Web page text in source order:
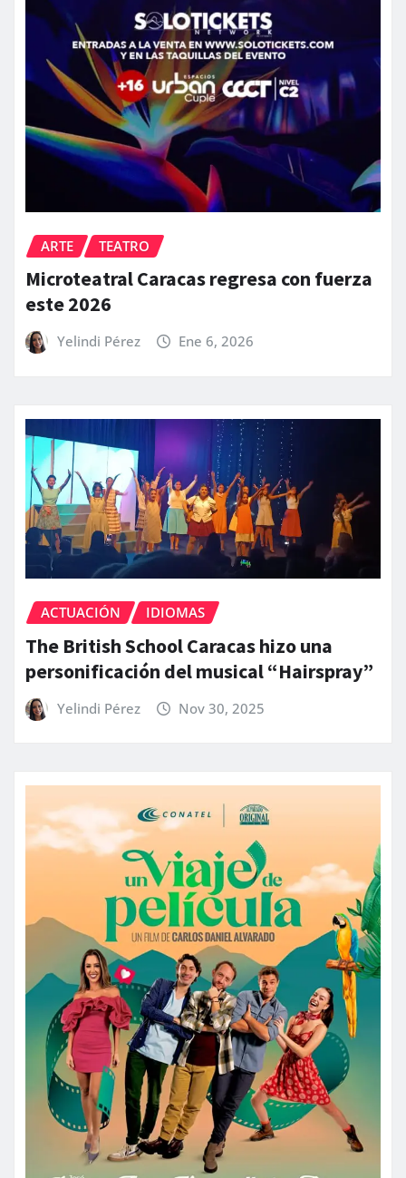
ARTE TEATRO
Microteatral Caracas regresa con fuerza
este 2026
Yelindi Pérez Ene 6, 2026
ACTUACIÓN IDIOMAS
The British School Caracas hizo una
personificación del musical “Hairspray”
Yelindi Pérez Nov 30, 2025